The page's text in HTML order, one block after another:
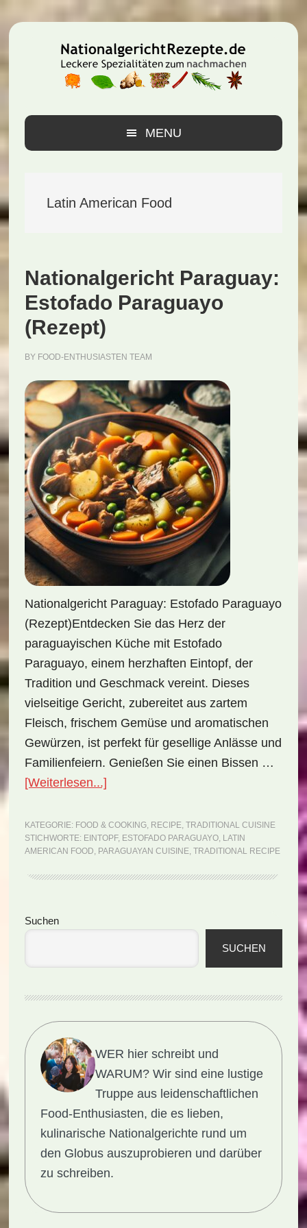
Hauptnavigation
Inhalt
Seitenspalte
MENU
Latin American Food
Nationalgericht Paraguay:
Estofado Paraguayo
(Rezept)
BY FOOD-ENTHUSIASTEN TEAM
Nationalgericht Paraguay: Estofado Paraguayo
(Rezept)Entdecken Sie das Herz der
paraguayischen Küche mit Estofado
Paraguayo, einem herzhaften Eintopf, der
Tradition und Geschmack vereint. Dieses
vielseitige Gericht, zubereitet aus zartem
Fleisch, frischem Gemüse und aromatischen
Gewürzen, ist perfekt für gesellige Anlässe und
Familienfeiern. Genießen Sie einen Bissen …
[Weiterlesen...]ÜberNationalgericht
Estofado
Paraguayo
KATEGORIE: FOOD & COOKING, RECIPE, TRADITIONAL CUISINE
STICHWORTE: EINTOPF, ESTOFADO PARAGUAYO, LATIN
AMERICAN FOOD, PARAGUAYAN CUISINE, TRADITIONAL RECIPE
Seitenspalte
Suchen
SUCHEN
WER hier schreibt und
WARUM? Wir sind eine lustige
Truppe aus leidenschaftlichen
Food-Enthusiasten, die es lieben,
kulinarische Nationalgerichte rund um
den Globus auszuprobieren und darüber
zu schreiben.